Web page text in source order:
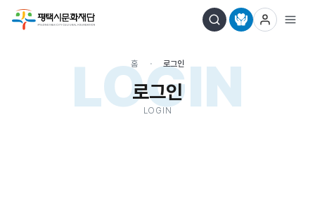
LOGIN
홈 로그인
로그인
LOGIN